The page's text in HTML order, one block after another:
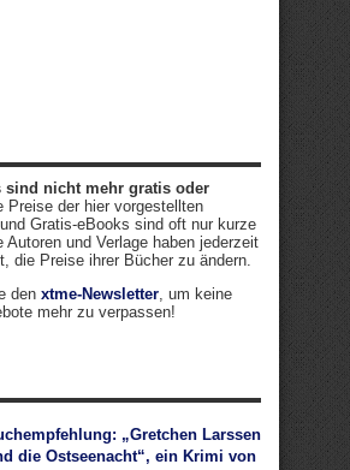
sind nicht mehr gratis oder
Preise der hier vorgestellten
Gratis-eBooks sind oft nur kurze
Autoren und Verlage haben jederzeit
die Preise ihrer Bücher zu ändern.
den xtme-Newsletter, um keine
mehr zu verpassen!
„Gretchen Larssen
die Ostseenacht“, ein Krimi von